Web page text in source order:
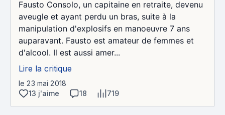
Fausto Consolo, un capitaine en retraite, devenu
aveugle et ayant perdu un bras, suite à la
manipulation d'explosifs en manoeuvre 7 ans
auparavant. Fausto est amateur de femmes et
d'alcool. Il est aussi amer...
Lire la critique
le 23 mai 2018
13 j'aime
18 719